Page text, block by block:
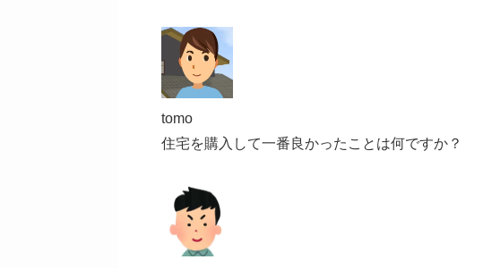
tomo
住宅を購入して一番良かったことは何ですか？